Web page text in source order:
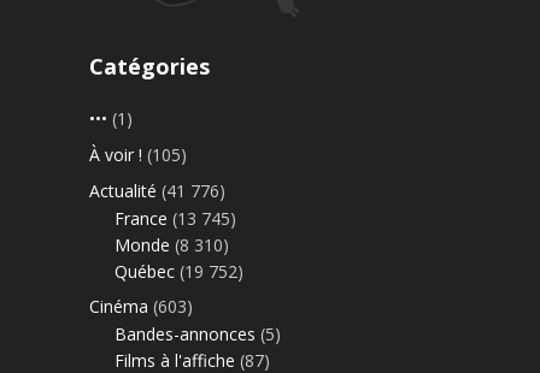
Catégories
••• (1)
À voir ! (105)
Actualité (41 776)
France (13 745)
Monde (8 310)
Québec (19 752)
Cinéma (603)
Bandes-annonces (5)
Films à l'affiche (87)